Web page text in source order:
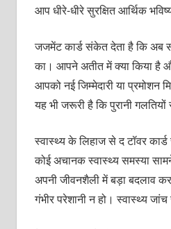
आप धीरे-धीरे सुरक्षित आर्थिक
जजमेंट कार्ड संकेत देता है कि अब
का। आपने अतीत में क्या किया है
आपको नई जिम्मेदारी या प्रमोशन
यह भी जरूरी है कि पुरानी
स्वास्थ्य के लिहाज से द टॉवर
कोई अचानक स्वास्थ्य समस्या
अपनी जीवनशैली में बड़ा बदलाव
गंभीर परेशानी न हो। स्वास्थ्य